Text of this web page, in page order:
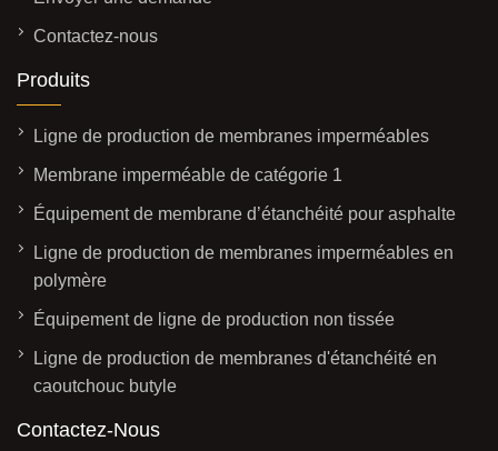
Contactez-nous
Produits
Ligne de production de membranes imperméables
Membrane imperméable de catégorie 1
Équipement de membrane d’étanchéité pour asphalte
Ligne de production de membranes imperméables en
polymère
Équipement de ligne de production non tissée
Ligne de production de membranes d'étanchéité en
caoutchouc butyle
Contactez-Nous